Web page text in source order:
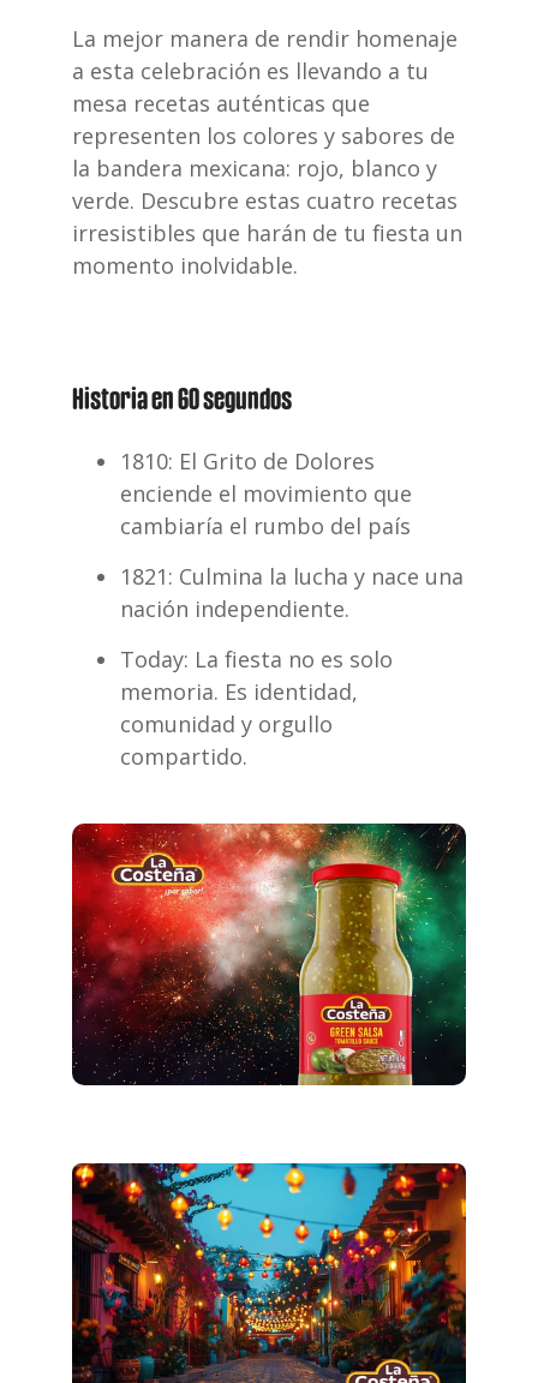
La mejor manera de rendir homenaje
a esta celebración es llevando a tu
mesa recetas auténticas que
representen los colores y sabores de
la bandera mexicana: rojo, blanco y
verde. Descubre estas cuatro recetas
irresistibles que harán de tu fiesta un
momento inolvidable.
Historia en 60 segundos
1810: El Grito de Dolores
enciende el movimiento que
cambiaría el rumbo del país
1821: Culmina la lucha y nace una
nación independiente.
Today: La fiesta no es solo
memoria. Es identidad,
comunidad y orgullo
compartido.